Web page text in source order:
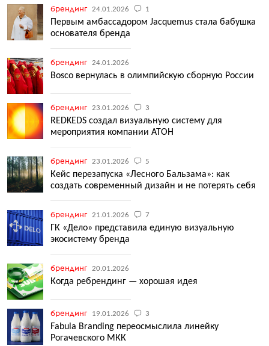
брендинг 24.01.2026 1
Первым амбассадором Jacquemus стала бабушка
основателя бренда
брендинг 24.01.2026
Bosco вернулась в олимпийскую сборную России
брендинг 23.01.2026 3
REDKEDS создал визуальную систему для
мероприятия компании АТОН
брендинг 23.01.2026 5
Кейс перезапуска «Лесного Бальзама»: как
создать современный дизайн и не потерять себя
брендинг 21.01.2026 7
ГК «Дело» представила единую визуальную
экосистему бренда
брендинг 20.01.2026
Когда ребрендинг — хорошая идея
брендинг 19.01.2026 3
Fabula Branding переосмыслила линейку
Рогачевского МКК